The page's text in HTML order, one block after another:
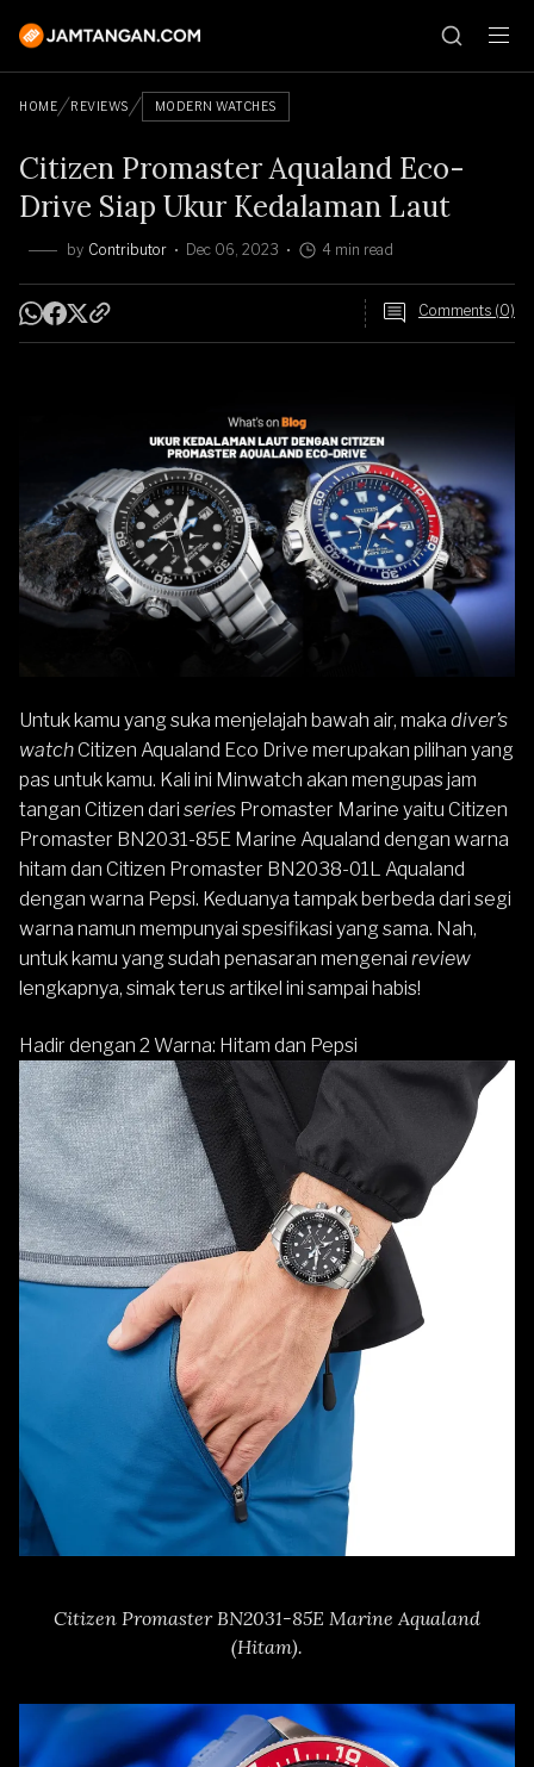
HOME REVIEWS MODERN WATCHES
Citizen Promaster Aqualand Eco-
Drive Siap Ukur Kedalaman Laut
by Contributor Dec 06, 2023 4 min read
Comments (0)
Untuk kamu yang suka menjelajah bawah air, maka diver’s
watchCitizen Aqualand Eco Drive merupakan pilihan yang
pas untuk kamu. Kali ini Minwatch akan mengupas jam
tangan Citizen dari series Promaster Marine yaitu Citizen
Promaster BN2031-85E Marine Aqualand dengan warna
hitam dan Citizen Promaster BN2038-01L Aqualand
dengan warna Pepsi. Keduanya tampak berbeda dari segi
warna namun mempunyai spesifikasi yang sama. Nah,
untuk kamu yang sudah penasaran mengenai review
lengkapnya, simak terus artikel ini sampai habis!
Hadir dengan 2 Warna: Hitam dan Pepsi
Citizen Promaster BN2031-85E Marine Aqualand
(Hitam).